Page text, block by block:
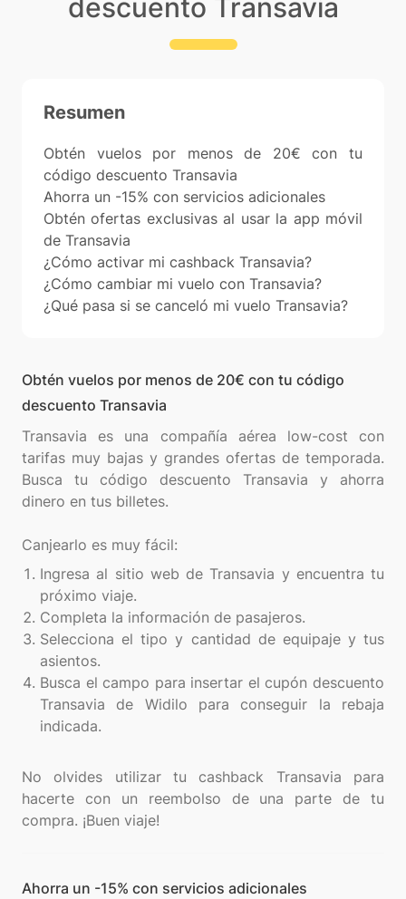
descuento Transavia
Resumen
Obtén vuelos por menos de 20€ con tu
código descuento Transavia
Ahorra un -15% con servicios adicionales
Obtén ofertas exclusivas al usar la app móvil
de Transavia
¿Cómo activar mi cashback Transavia?
¿Cómo cambiar mi vuelo con Transavia?
¿Qué pasa si se canceló mi vuelo Transavia?
Obtén vuelos por menos de 20€ con tu código
descuento Transavia
Transavia es una compañía aérea low-cost con
tarifas muy bajas y grandes ofertas de temporada.
Busca tu código descuento Transavia y ahorra
dinero en tus billetes.
Ingresa al sitio web de Transavia y encuentra tu
próximo viaje.
Completa la información de pasajeros.
Selecciona el tipo y cantidad de equipaje y tus
asientos.
Busca el campo para insertar el cupón descuento
Transavia de Widilo para conseguir la rebaja
indicada.
No olvides utilizar tu cashback Transavia para
hacerte con un reembolso de una parte de tu
Ahorra un -15% con servicios adicionales